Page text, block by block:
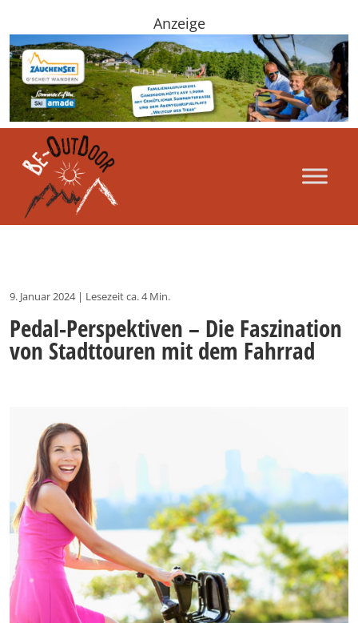
Anzeige
9. Januar 2024| Lesezeit ca. 4 Min.
Pedal-Perspektiven – Die Faszination
von Stadttouren mit dem Fahrrad